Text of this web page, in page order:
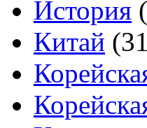
История
Китай